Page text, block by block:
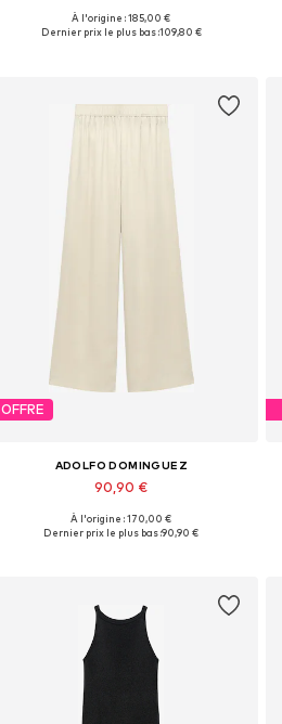
Tailles disponibles: 34, 36, 38, 40, 42, 44
À l'origine : 185,00 €
Dernier prix le plus bas :109,80 €
OFFRE
ADOLFO DOMINGUEZ
90,90 €
Tailles disponibles: S, M, L, XL
À l'origine : 170,00 €
Dernier prix le plus bas :90,90 €